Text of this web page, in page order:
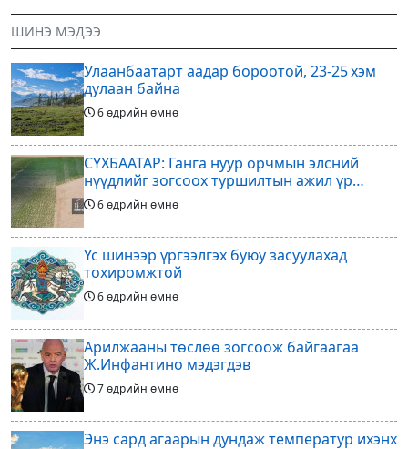
өнөөдөр/2026.07.31/ болно. Энэ
өдөрлөгийн оргил тулааны
эзэд нь бантам жингийн аварга
Хиердэнийг хүлээн авч уулзан,
ажиллагааны өнөөгийн байдал
болон цаашдын
ШИНЭ МЭДЭЭ
Улаанбаатарт аадар бороотой, 23-25 хэм
дулаан байна
6 өдрийн өмнө
СҮХБААТАР: Ганга нуур орчмын элсний
нүүдлийг зогсоох туршилтын ажил үр
дүнгээ өгч эхэлжээ
6 өдрийн өмнө
Үс шинээр үргээлгэх буюу засуулахад
тохиромжтой
6 өдрийн өмнө
Арилжааны төслөө зогсоож байгаагаа
Ж.Инфантино мэдэгдэв
7 өдрийн өмнө
Энэ сард агаарын дундаж температур ихэнх